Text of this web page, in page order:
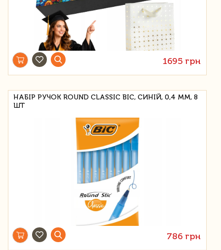
1695 грн
НАБІР РУЧОК ROUND CLASSIC BIC, СИНІЙ, 0,4 ММ, 8
ШТ
786 грн